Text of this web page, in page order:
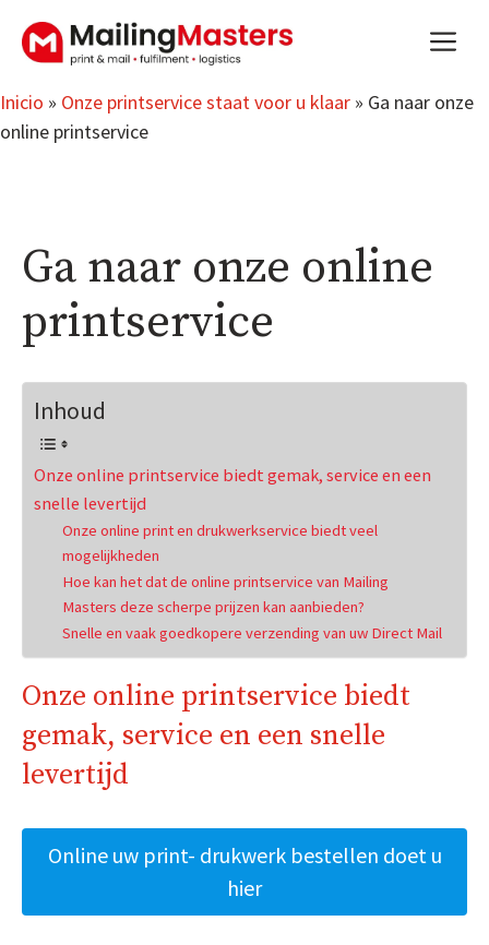
contenido
Inicio » Onze printservice staat voor u klaar » Ga naar onze
online printservice
Ga naar onze online
printservice
Inhoud
Onze online printservice biedt gemak, service en een
snelle levertijd
Onze online print en drukwerkservice biedt veel
mogelijkheden
Hoe kan het dat de online printservice van Mailing
Masters deze scherpe prijzen kan aanbieden?
Snelle en vaak goedkopere verzending van uw Direct Mail
Onze online printservice biedt
gemak, service en een snelle
levertijd
Online uw print- drukwerk bestellen doet u
hier